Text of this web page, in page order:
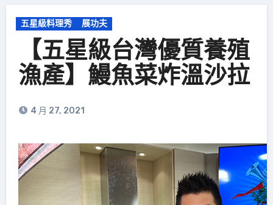
五星級料理秀 展功夫
【五星級台灣優質養殖
漁產】鰻魚菜炸溫沙拉
4 月 27, 2021